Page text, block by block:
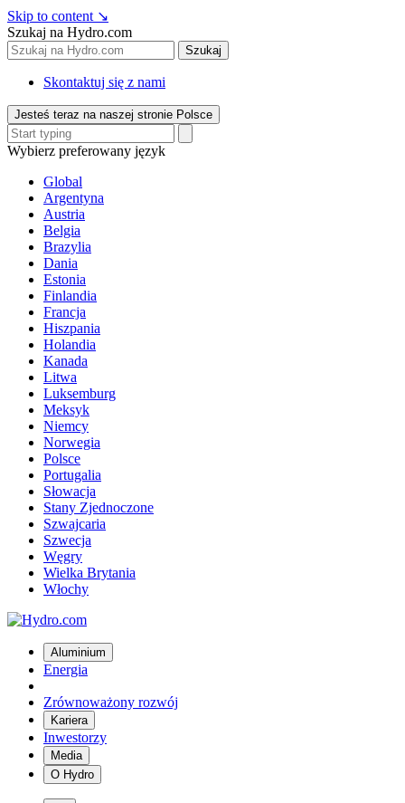
Skip to content ↘
Szukaj na Hydro.com
Szukaj
Skontaktuj się z nami
Jesteś teraz na naszej stronie Polsce
Wybierz preferowany język
Global
Argentyna
Austria
Belgia
Brazylia
Dania
Estonia
Finlandia
Francja
Hiszpania
Holandia
Kanada
Litwa
Luksemburg
Meksyk
Niemcy
Norwegia
Polsce
Portugalia
Słowacja
Stany Zjednoczone
Szwajcaria
Szwecja
Węgry
Wielka Brytania
Włochy
Aluminium
Energia
Zrównoważony rozwój
Kariera
Inwestorzy
Media
O Hydro